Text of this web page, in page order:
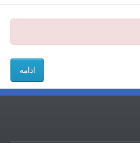
ادامه